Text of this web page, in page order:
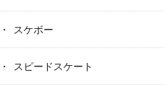
スケボー
スピードスケート